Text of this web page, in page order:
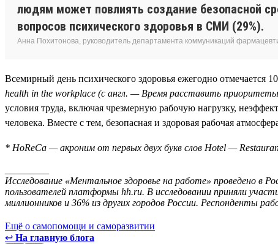
людям может повлиять создание безопасной
вопросов психического здоровья в СМИ (29%).
Анна Похитонова, руководитель департамента коммуникаций
Всемирный день психического здоровья ежегодно отмечается
health in the workplace (с англ. — Время расставить приоритеты
условия труда, включая чрезмерную рабочую нагрузку,
человека. Вместе с тем, безопасная и здоровая рабочая
* HoReCa — акроним от первых двух букв слов Hotel —
Исследование «Ментальное здоровье на работе» проведено в
пользователей платформы hh.ru. В исследовании приняли
миллионников и 36% из других городов России. Респонденты
Ещё о самопомощи и саморазвитии
↩ На главную блога